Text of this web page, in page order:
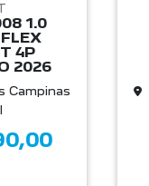
1.0
4P
2026
Campinas